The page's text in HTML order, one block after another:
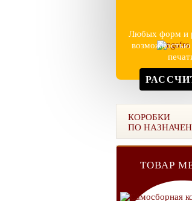
Любых форм и
возможностью
КОРОБКИ
ПО
ТОВАР